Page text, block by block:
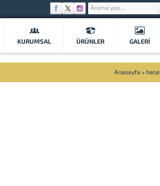
KURUMSAL ÜRÜNLER GALERI
Anasayfa »